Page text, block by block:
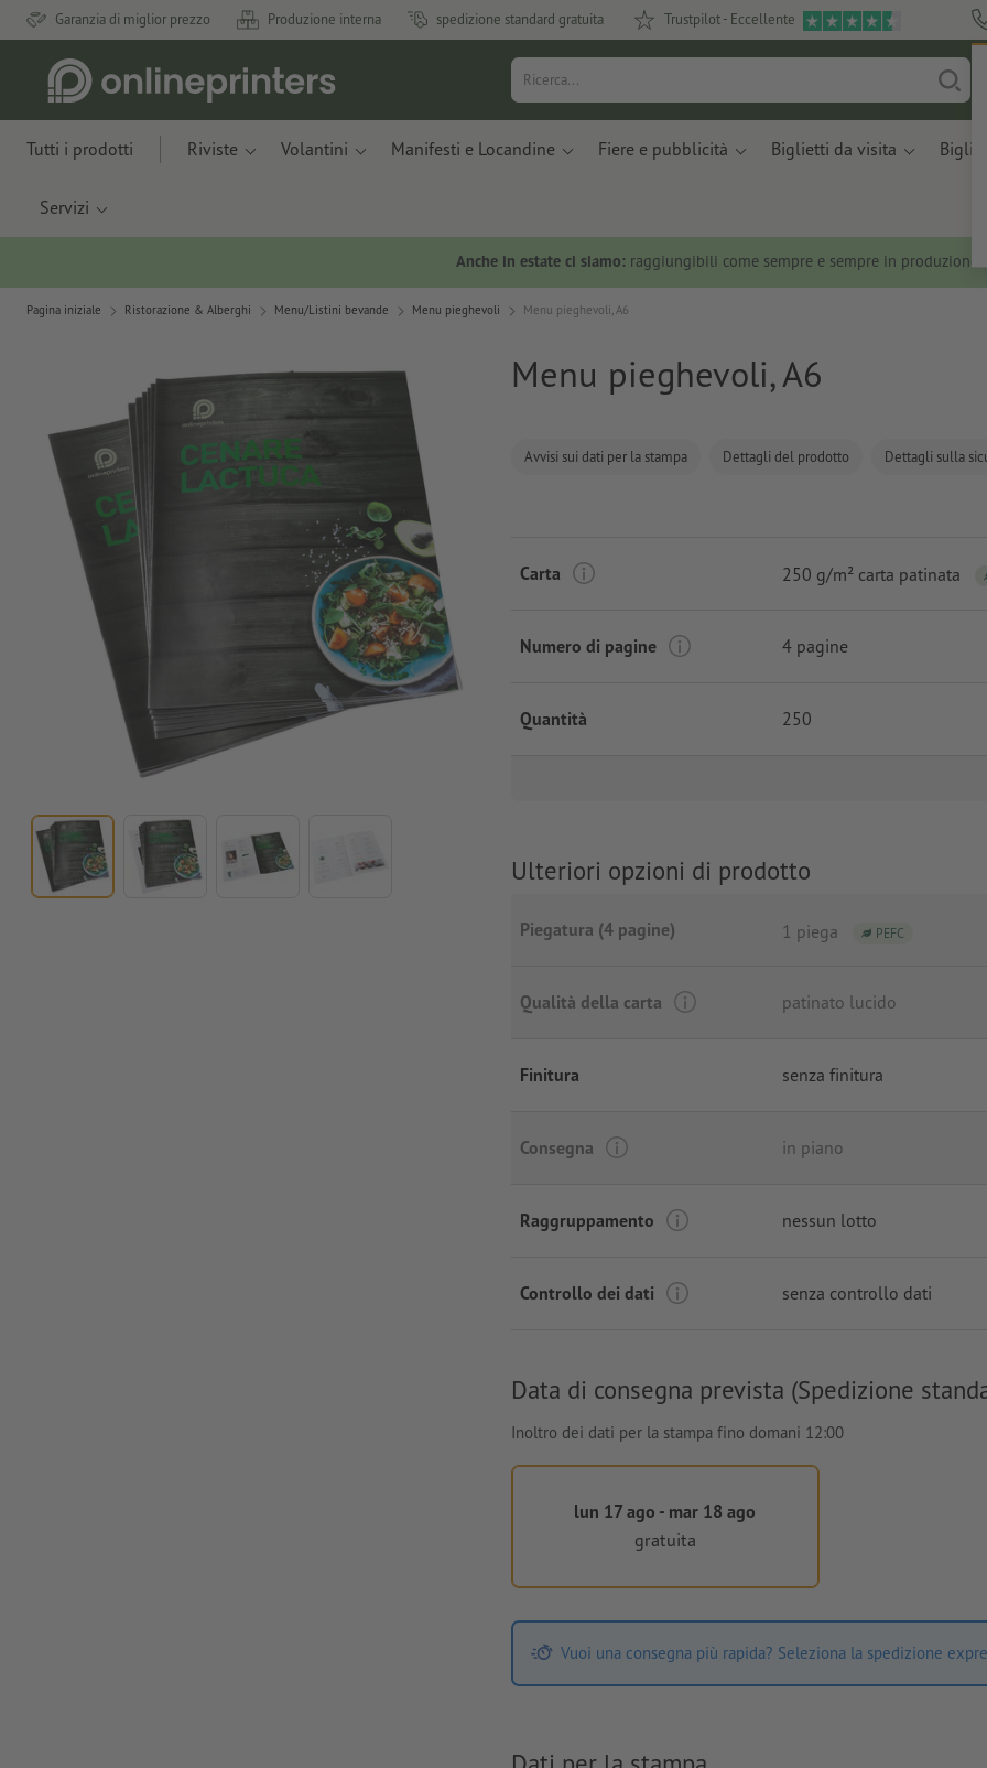
Garanzia di miglior prezzo Produzione interna spedizione standard gratuita Trustpilot - Eccellente
Tutti i prodotti Riviste Volantini Manifesti e Locandine Fiere e pubblicità Biglietti da visita
Servizi
Anche in estate ci siamo: raggiungibili come sempre e sempre in produzione.
Pagina iniziale Ristorazione & Alberghi Menu/Listini bevande Menu pieghevoli Menu pieghevoli, A6
Menu pieghevoli, A6
Avvisi sui dati per la stampa Dettagli del prodotto Dettagli sulla
Carta 250 g/m² carta patinata
Numero di pagine 4 pagine
Quantità 250
Ulteriori opzioni di prodotto
Piegatura (4 pagine) 1 piega PEFC
Qualità della carta patinato lucido
Finitura senza finitura
Consegna in piano
Raggruppamento nessun lotto
Controllo dei dati senza controllo dati
Data di consegna prevista (Spedizione
Inoltro dei dati per la stampa fino domani 12:00
lun 17 ago - mar 18 ago
gratuita
Vuoi una consegna più rapida? Seleziona la spedizione